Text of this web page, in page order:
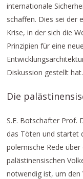
internationale
schaffen. Dies sei der
Krise, in der sich die
Prinzipien für eine
Diskussion gestellt hat.
Die
S.E. Botschafter Prof.
das Töten und startet
polemische Rede
palästinensischen
notwendig ist, um den